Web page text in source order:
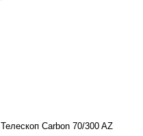
Телескоп Carbon 70/300 AZ